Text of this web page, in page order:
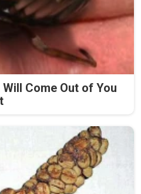
Come Out of You